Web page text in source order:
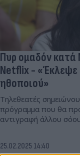
Πυρ ομαδόν κατά
Netflix - «Έκλεψε
ηθοποιού»
Τηλεθεατές
πρόγραμμα που θα
αντιγραφή άλλου
25.02.2025 14:40